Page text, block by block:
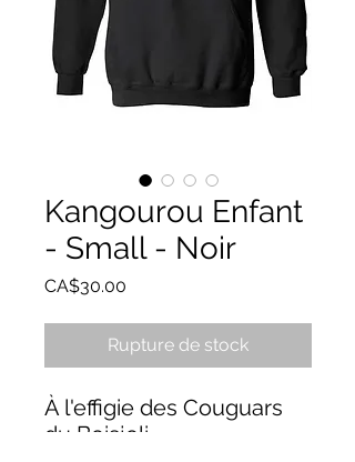
Kangourou Enfant
- Small - Noir
CA$30.00
Rupture de stock
À l'effigie des Couguars
du Boisjoli